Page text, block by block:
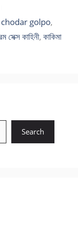
golpo,
সেক্স কাহিনী, কাকিমা
Search